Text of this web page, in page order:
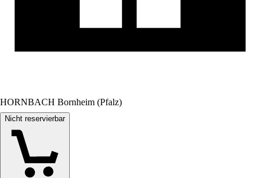
HORNBACH Bornheim (Pfalz)
Nicht reservierbar